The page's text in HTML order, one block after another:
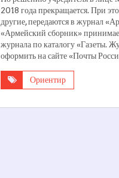
2018 года прекращается. При
другие, передаются в журнал
«Армейский сборник»
журнала по каталогу «Газеты.
оформить на сайте «Почты
Ориентир